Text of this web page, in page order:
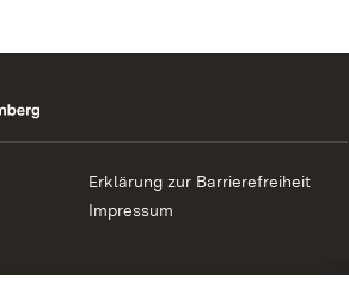
Erklärung zur Barrierefreiheit
Impressum